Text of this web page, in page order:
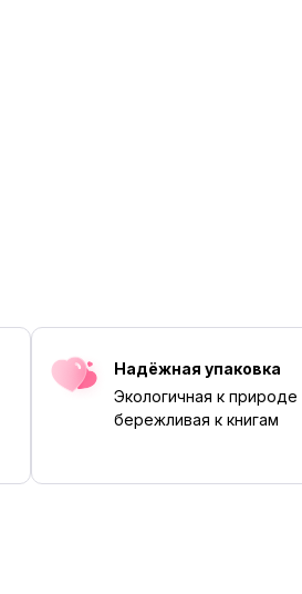
Надёжная упаковка
Экологичная к природе
бережливая к книгам